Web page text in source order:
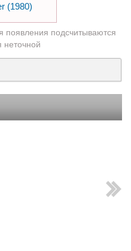
(1980)
появления подсчитываются
неточной